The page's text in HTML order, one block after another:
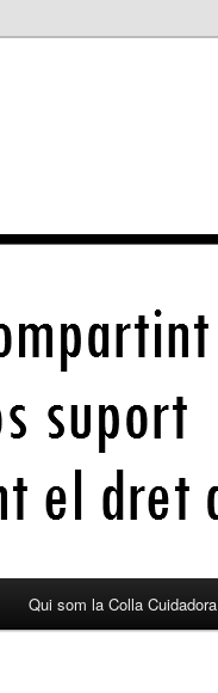
Qui som la Colla Cuidadora